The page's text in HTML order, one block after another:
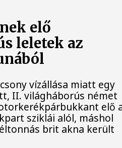
elő
leletek az
vízállása miatt egy
II. világháborús német
elő
sziklái alól, máshol
brit akna került